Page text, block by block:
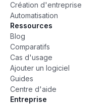
Création d'entreprise
Automatisation
Ressources
Blog
Comparatifs
Cas d'usage
Ajouter un logiciel
Guides
Centre d'aide
Entreprise